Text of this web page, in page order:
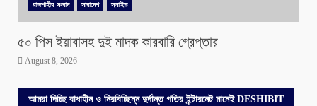
রাজশাহীর সংবাদ সারাদেশ স্লাইড
৫০ পিস ইয়াবাসহ দুই মাদক কারবারি গ্রেপ্তার
August 8, 2026
আমরা দিচ্ছি বাধাহীন ও নিরবিচ্ছিন্ন দুর্দান্ত গতির ইন্টারনেট মানেই DESHIBIT